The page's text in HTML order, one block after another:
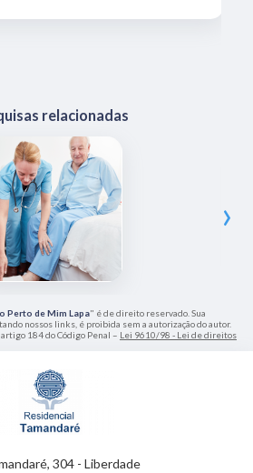
relacionadas
›
Perto de Mim Lapa" é de direito reservado. Sua
nossos links, é proibida sem a autorização do autor.
184 do Código Penal – Lei 9610/98 - Lei de direitos
304 - Liberdade